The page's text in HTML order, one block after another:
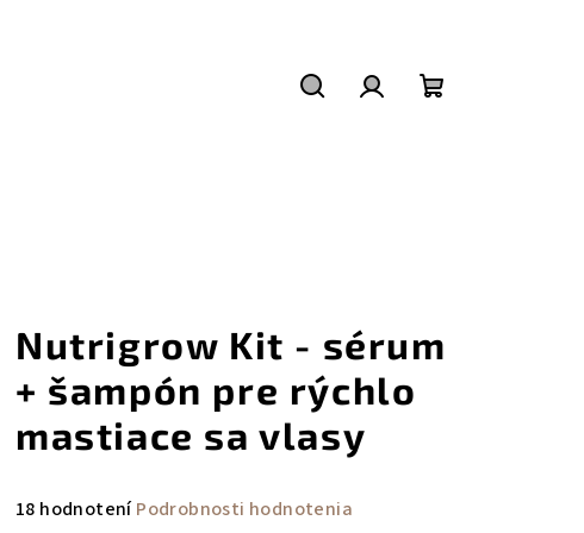
Nutrigrow Kit - sérum
+ šampón pre rýchlo
mastiace sa vlasy
Priemerné
18 hodnoteníPodrobnosti hodnotenia